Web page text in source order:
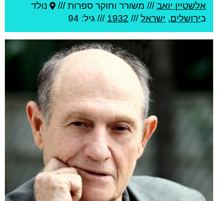
אלשטיין יואב/// משורר וחוקר ספרות ///
נולד
בירושלים, ישראל///
1932 /// גיל: 94